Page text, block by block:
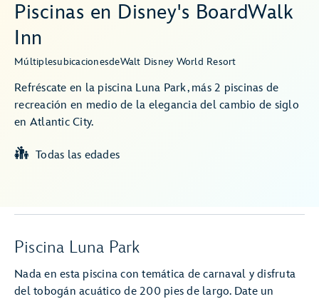
Piscinas en Disney's BoardWalk
Inn
MúltiplesubicacionesdeWalt Disney World Resort
Refréscate en la piscina Luna Park, más 2 piscinas de
recreación en medio de la elegancia del cambio de siglo
en Atlantic City.
Todas las edades
Piscina Luna Park
Nada en esta piscina con temática de carnaval y disfruta
del tobogán acuático de 200 pies de largo. Date un